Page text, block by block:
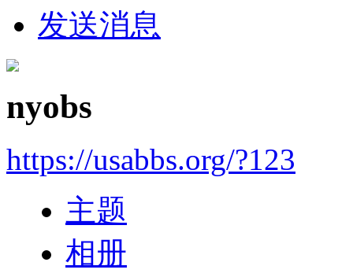
发送消息
nyobs
https://usabbs.org/?123
主题
相册